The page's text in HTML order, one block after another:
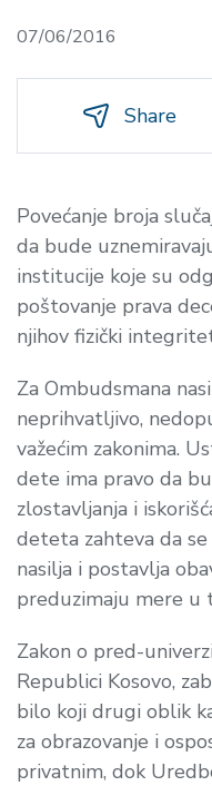
07/06/2016
Share
Povećanje broja
da bude
institucije koje su
poštovanje prava
njihov fizički
Za Ombudsmana
neprihvatljivo,
važećim zakonima.
dete ima pravo da
zlostavljanja i
deteta zahteva da
nasilja i postavlja
preduzimaju mere u
Zakon o pred-
Republici Kosovo,
bilo koji drugi oblik
za obrazovanje i
privatnim, dok